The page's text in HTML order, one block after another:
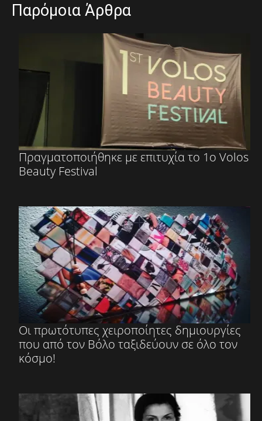
Παρόμοια Άρθρα
Πραγματοποιήθηκε με επιτυχία το 1ο Volos
Beauty Festival
Οι πρωτότυπες χειροποίητες δημιουργίες
που από τον Βόλο ταξιδεύουν σε όλο τον
κόσμο!